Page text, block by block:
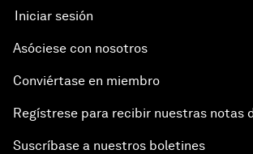
Iniciar sesión
Asóciese con nosotros
Conviértase en miembro
Regístrese para recibir nuestras notas
Suscríbase a nuestros boletines